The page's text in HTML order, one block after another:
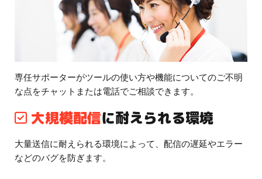
専任サポーターがツールの使い方や機能についてのご不明
な点をチャットまたは電話でご相談できます。
大規模配信に耐えられる環境
大量送信に耐えられる環境によって、配信の遅延やエラー
などのバグを防ぎます。